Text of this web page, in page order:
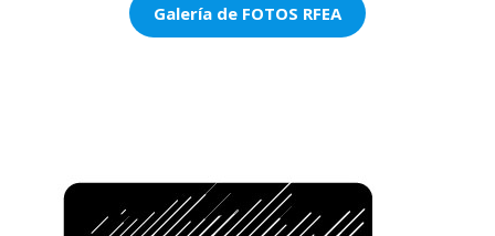
Galería de FOTOS RFEA